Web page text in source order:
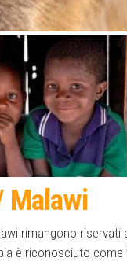
Malawi
rimangono riservati
è riconosciuto come